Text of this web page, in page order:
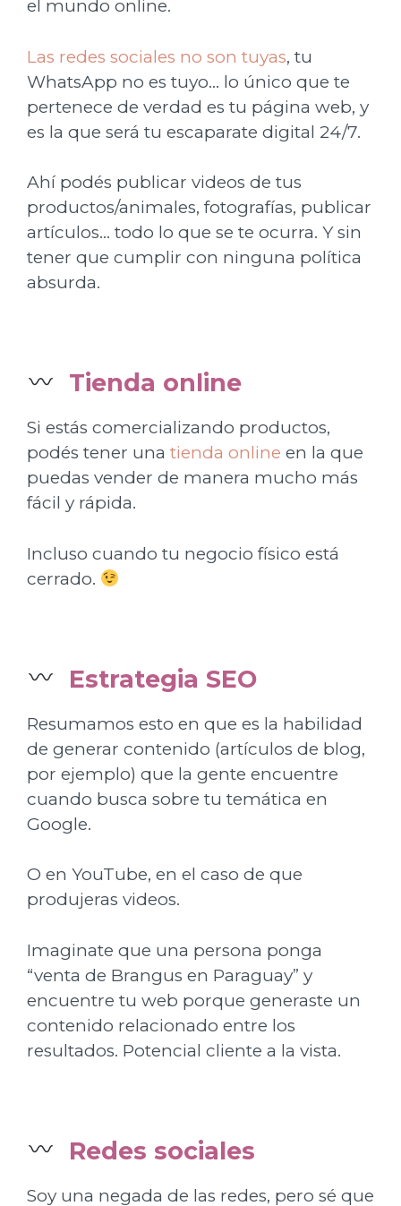
el mundo online.
Las redes sociales no son tuyas, tu
WhatsApp no es tuyo… lo único que te
pertenece de verdad es tu página web, y
es la que será tu escaparate digital 24/7.
Ahí podés publicar videos de tus
productos/animales, fotografías, publicar
artículos… todo lo que se te ocurra. Y sin
tener que cumplir con ninguna política
absurda.
Tienda online
Si estás comercializando productos,
podés tener una tienda online en la que
puedas vender de manera mucho más
fácil y rápida.
Incluso cuando tu negocio físico está
cerrado.
Estrategia SEO
Resumamos esto en que es la habilidad
de generar contenido (artículos de blog,
por ejemplo) que la gente encuentre
cuando busca sobre tu temática en
Google.
O en YouTube, en el caso de que
produjeras videos.
Imaginate que una persona ponga
“venta de Brangus en Paraguay” y
encuentre tu web porque generaste un
contenido relacionado entre los
resultados. Potencial cliente a la vista.
Redes sociales
Soy una negada de las redes, pero sé que